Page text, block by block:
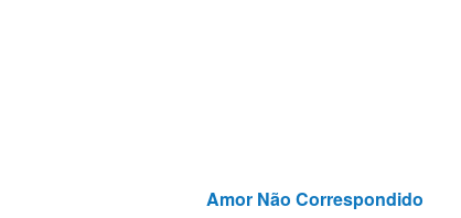
Amor Não Correspondido